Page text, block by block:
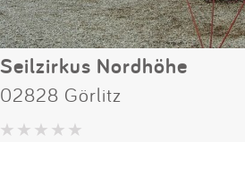
Seilzirkus Nordhöhe
02828 Görlitz